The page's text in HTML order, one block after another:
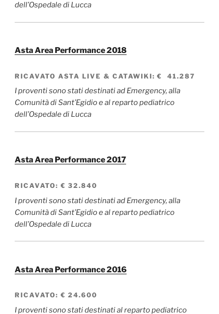
dell’Ospedale di Lucca
Asta Area Performance 2018
RICAVATO ASTA LIVE & CATAWIKI: € 41.287
I proventi sono stati destinati ad Emergency, alla
Comunità di Sant’Egidio e al reparto pediatrico
dell’Ospedale di Lucca
Asta Area Performance 2017
RICAVATO: € 32.840
I proventi sono stati destinati ad Emergency, alla
Comunità di Sant’Egidio e al reparto pediatrico
dell’Ospedale di Lucca
Asta Area Performance 2016
RICAVATO: € 24.600
I proventi sono stati destinati al reparto pediatrico